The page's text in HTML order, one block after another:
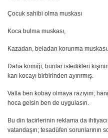
Çocuk sahibi olma muskası
Koca bulma muskası,
Kazadan, beladan korunma muskası.
Daha komiği; bunlar istedikleri
karı kocayı birbirinden ayırırmış.
Valla ben kobay olmaya razıyım;
hoca gelsin ben de uygulasın.
Bu din tacirlerinin reklama da
vatandaşın; tesadüfen sorunlarının